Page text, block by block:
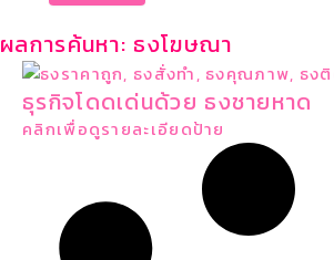
ผลการค้นหา: ธงโฆษณา
ธุรกิจโดดเด่นด้วย ธงชายหาด
คลิกเพื่อดูรายละเอียดป้าย